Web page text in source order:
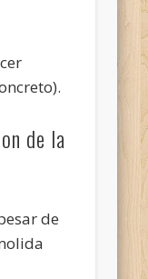
de la
de